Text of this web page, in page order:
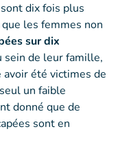
dix fois plus
les femmes non
sur dix
sein de leur famille,
été victimes de
un faible
donné que de
sont en